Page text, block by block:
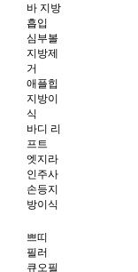
바 지방
흡입
심부볼
지방제
거
애플힙
지방이
식
바디 리
프트
엣지라
인주사
손등지
방이식
쁘띠
필러
큐오필